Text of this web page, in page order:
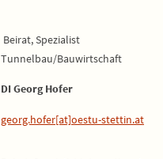
Beirat, Spezialist
Tunnelbau/Bauwirtschaft
DI Georg Hofer
georg.hofer[at]oestu-stettin.at